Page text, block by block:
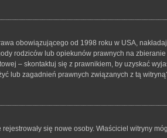
obowiązującego od 1998 roku w USA,
rodziców lub opiekunów prawnych na
– skontaktuj się z prawnikiem, by uzyskać
lub zagadnień prawnych związanych z tą
się nowe osoby. Właściciel witryny